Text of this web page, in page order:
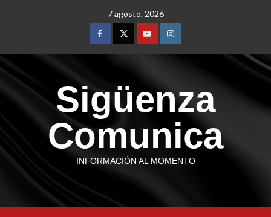
7 agosto, 2026
Sigüenza
Comunica
INFORMACIÓN AL MOMENTO